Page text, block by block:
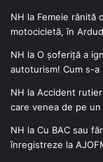
NH la Femeie rănită
motocicletă, în Ardud
NH la O șoferiță a
autoturism! Cum s-
NH la Accident
care venea de pe
NH la Cu BAC sau
înregistreze la